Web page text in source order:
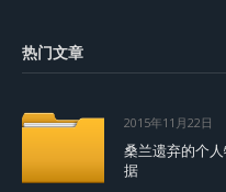
热门文章
2015年11月22日
桑兰遗弃的个
据